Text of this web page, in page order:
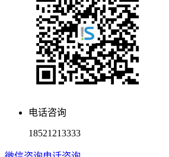
电话咨询
18521213333